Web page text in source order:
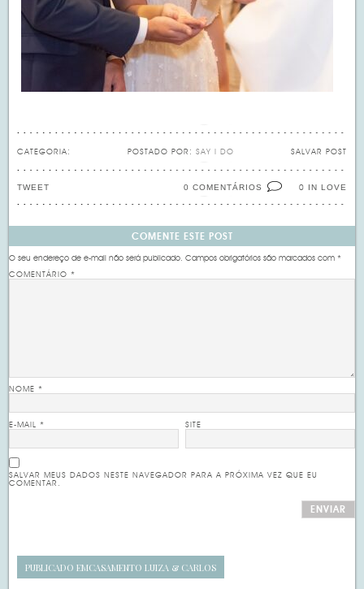
CATEGORIA: SALVAR POST
POSTADO POR: SAY I DO
0 IN LOVE
0 COMENTÁRIOS
TWEET
COMENTE ESTE POST
O seu endereço de e-mail não será publicado. Campos obrigatórios são marcados com*
COMENTÁRIO*
NOME*
E-MAIL* SITE
SALVAR MEUS DADOS NESTE NAVEGADOR PARA A PRÓXIMA VEZ QUE EU
COMENTAR.
PUBLICADO EMCASAMENTO LUIZA & CARLOS